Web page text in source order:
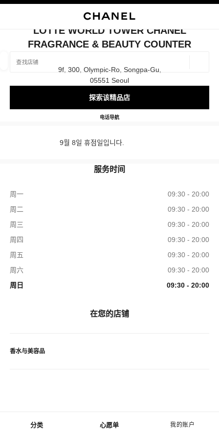
菜单 - 主导航
分类 心愿单 我的账户
查找销售店铺
相关建议会显示在此搜索栏下方
关闭精品店卡片 LOTTE WORLD TOWER CHANEL FRAGRANCE &
LOTTE WORLD TOWER CHANEL
FRAGRANCE & BEAUTY COUNTER
9f, 300, Olympic-Ro, Songpa-Gu,
05551 Seoul
探索该精品店
电话+82 2 3213 3827
导航Lotte World Tower CHANEL
9월 8일 휴점일입니다.
服务时间
周一
09:30 - 20:00
周二
09:30 - 20:00
周三
09:30 - 20:00
周四
09:30 - 20:00
周五
09:30 - 20:00
周六
09:30 - 20:00
周日
09:30 - 20:00
在您的店铺
香水与美容品
筛选条件
筛选结果依据：
腕表与高级珠宝